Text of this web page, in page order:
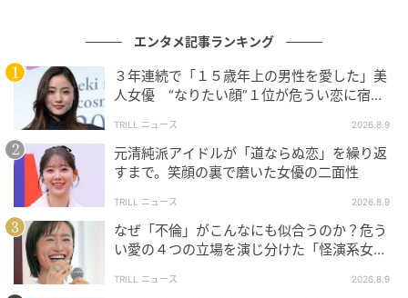
が、季節の到来を関係の更新へずらしていく。歌の主
人公は、友達同士だった二人がもう友達ではなくなっ
たその夜を「本当の夏」と呼ぶ。夏という時間の物差
しではなく、自分と相手のあいだの物差しで季節が動
く。それを作詞家として書きおろしたのが、渡辺美里
だった。
前年のシングル『サマータイム ブルース』で、彼女は
自分の詞と曲をシングルのA面に乗せた。その翌年、
作曲は大江千里に預け、自分は詞だけを書く位置に戻
る。書き手として足腰を固めていく過渡期の一作であ
エンタメ記事ランキング
３年連続で「１５歳年上の男性を愛した」美
人女優 “なりたい顔”１位が危うい恋に宿し
TRILL ニュース 2026.8.9
元清純派アイドルが「道ならぬ恋」を繰り返
すまで。笑顔の裏で磨いた女優の二面性
TRILL ニュース 2026.8.9
なぜ「不倫」がこんなにも似合うのか？危う
い愛の４つの立場を演じ分けた「怪演系女
TRILL ニュース 2026.8.9